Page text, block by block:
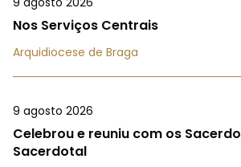
Nos Serviços Centrais
Arquidiocese de Braga
9 agosto 2026
Celebrou e reuniu com os
Sacerdotal